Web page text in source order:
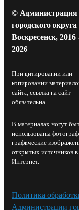
© Администрация
городского округа
Воскресенск, 2016
2026
При цитировании или
копировании
сайта, ссылка на сайт
обязательна.
В материалах могут
использованы
графические
открытых источников в
Интернет.
Политика
Администрации